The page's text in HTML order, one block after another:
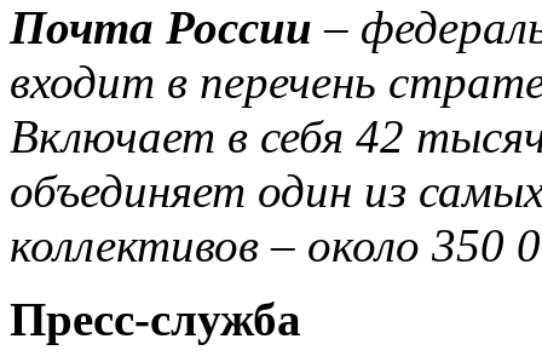
Почта России –
входит в перечень
Включает в себя 42
объединяет один из
коллективов – около
Пресс-служба